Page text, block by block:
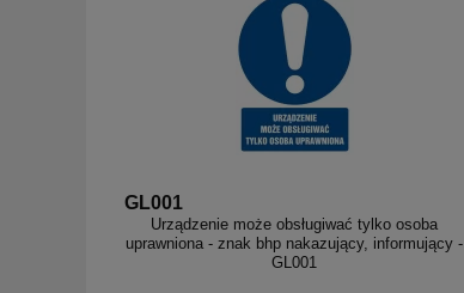
GL001
Urządzenie może obsługiwać tylko osoba
uprawniona - znak bhp nakazujący, informujący -
GL001